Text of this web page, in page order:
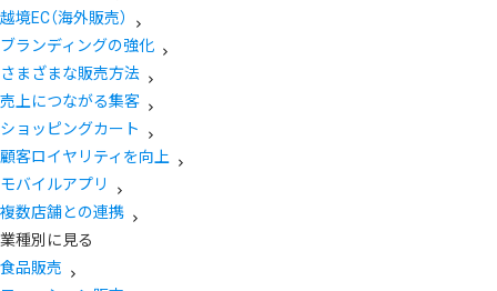
越境EC（海外販売）
ブランディングの強化
さまざまな販売方法
売上につながる集客
ショッピングカート
顧客ロイヤリティを向上
モバイルアプリ
複数店舗との連携
業種別に見る
食品販売